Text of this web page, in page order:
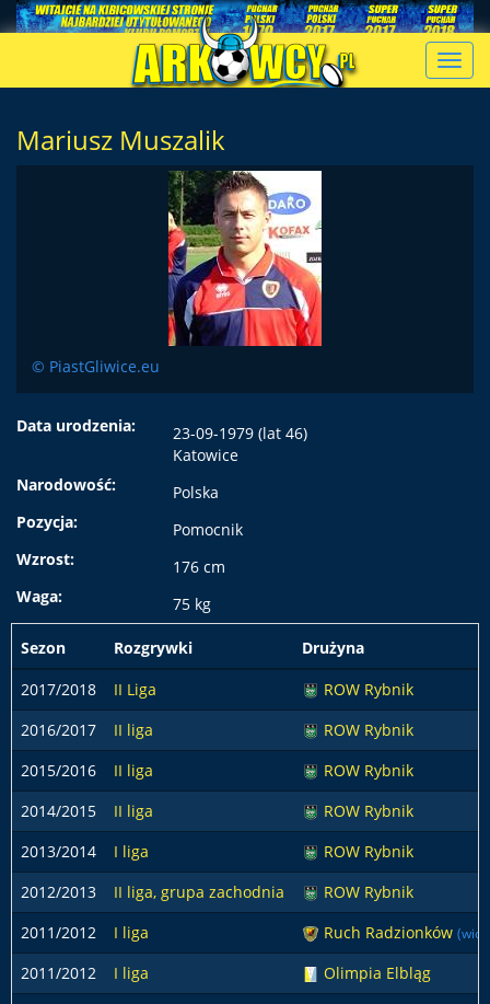
Mariusz Muszalik
© PiastGliwice.eu
Data urodzenia:
23-09-1979 (lat 46)
Katowice
Narodowość:
Polska
Pozycja:
Pomocnik
Wzrost:
176 cm
Waga:
75 kg
Sezon Rozgrywki
Drużyna
2017/2018
II Liga
ROW Rybnik
2016/2017
II liga
ROW Rybnik
2015/2016
II liga
ROW Rybnik
2014/2015
II liga
ROW Rybnik
2013/2014
I liga
ROW Rybnik
2012/2013
II liga, grupa zachodnia
ROW Rybnik
2011/2012
I liga Ruch Radzionków
2011/2012 I liga
Olimpia Elbląg